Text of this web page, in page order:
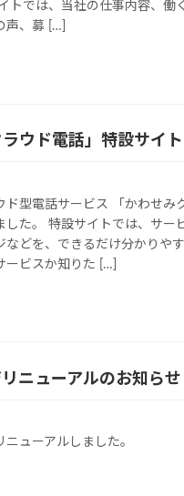
トでは、当社の仕事内容、働
声、募 […]
ラウド電話」特設サイ
ド型電話サービス 「かわせみ
した。 特設サイトでは、サー
などを、できるだけ分かりやす
ービスか知りた […]
ニューアルのお知らせ
ューアルしました。